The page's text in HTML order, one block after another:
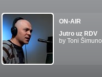
ON-AIR
Jutro uz RDV
by Toni